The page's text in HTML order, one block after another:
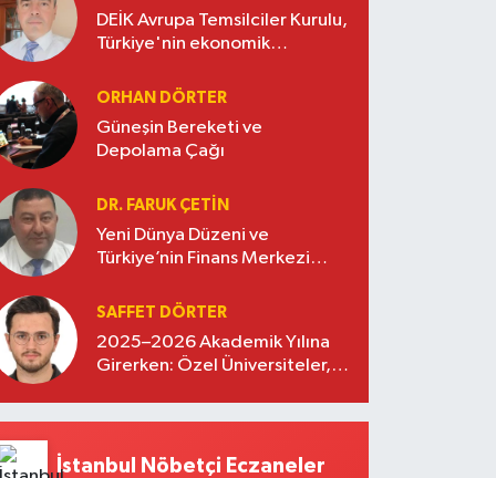
DEİK Avrupa Temsilciler Kurulu,
Türkiye'nin ekonomik
oluşturuyor
ORHAN DÖRTER
Güneşin Bereketi ve
Depolama Çağı
DR. FARUK ÇETİN
Yeni Dünya Düzeni ve
Türkiye’nin Finans Merkezi
SAFFET DÖRTER
2025–2026 Akademik Yılına
Girerken: Özel Üniversiteler,
İstanbul Nöbetçi Eczaneler